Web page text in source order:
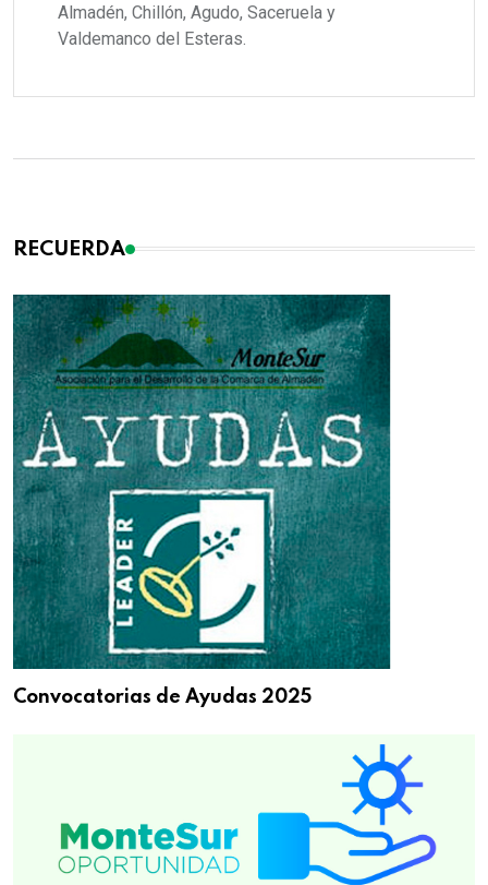
Almadén, Chillón, Agudo, Saceruela y
Valdemanco del Esteras.
RECUERDA
Convocatorias de Ayudas 2025